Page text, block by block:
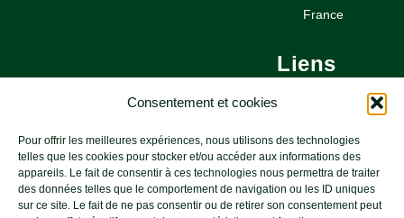
Consentement et cookies
Pour offrir les meilleures expériences, nous utilisons des technologies
telles que les cookies pour stocker et/ou accéder aux informations des
appareils. Le fait de consentir à ces technologies nous permettra de traiter
des données telles que le comportement de navigation ou les ID uniques
sur ce site. Le fait de ne pas consentir ou de retirer son consentement peut
France
Liens
Nous contacter
Newsletters
Mentions